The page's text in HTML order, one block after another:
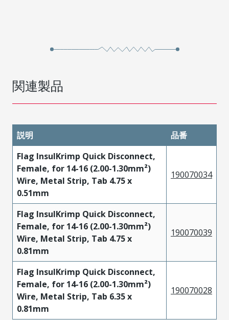
関連製品
説明
品番
Flag InsulKrimp Quick Disconnect,
Female, for 14-16 (2.00-1.30mm²)
Wire, Metal Strip, Tab 4.75 x
0.51mm
190070034
Flag InsulKrimp Quick Disconnect,
Female, for 14-16 (2.00-1.30mm²)
Wire, Metal Strip, Tab 4.75 x
0.81mm
190070039
Flag InsulKrimp Quick Disconnect,
Female, for 14-16 (2.00-1.30mm²)
Wire, Metal Strip, Tab 6.35 x
0.81mm
190070028